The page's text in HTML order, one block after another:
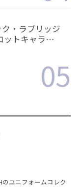
・ラブリッジ
ットキャラ…
05
のユニフォームコレク